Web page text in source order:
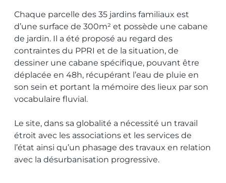
Chaque parcelle des 35 jardins familiaux est
d’une surface de 300m² et possède une cabane
de jardin. Il a été proposé au regard des
contraintes du PPRI et de la situation, de
dessiner une cabane spécifique, pouvant être
déplacée en 48h, récupérant l’eau de pluie en
son sein et portant la mémoire des lieux par son
vocabulaire fluvial.
Le site, dans sa globalité a nécessité un travail
étroit avec les associations et les services de
l’état ainsi qu’un phasage des travaux en relation
avec la désurbanisation progressive.